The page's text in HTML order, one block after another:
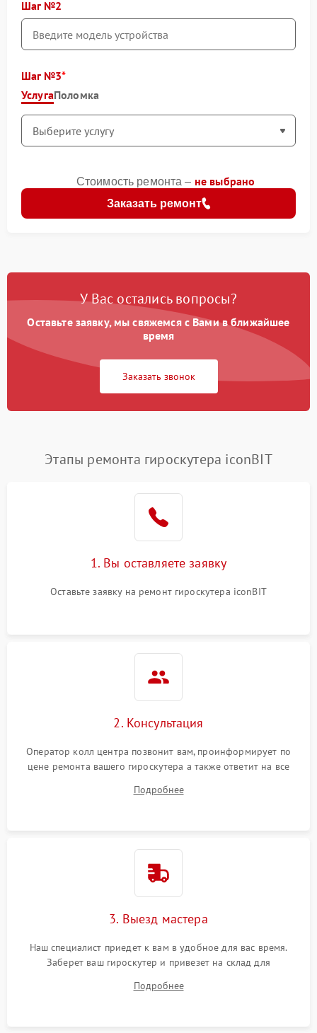
Шаг №2
Шаг №3
УслугаПоломка
Заказать ремонт
Стоимость ремонта – не выбрано
У Вас остались вопросы?
Оставьте заявку, мы свяжемся с Вами в ближайшее
время
Заказать звонок
Этапы ремонта гироскутера iconBIT
1. Вы оставляете заявку
Оставьте заявку на ремонт гироскутера iconBIT
2. Консультация
Оператор колл центра позвонит вам, проинформирует по
цене ремонта вашего гироскутера а также ответит на все
Подробнее
3. Выезд мастера
Наш специалист приедет к вам в удобное для вас время.
Заберет ваш гироскутер и привезет на склад для
Подробнее